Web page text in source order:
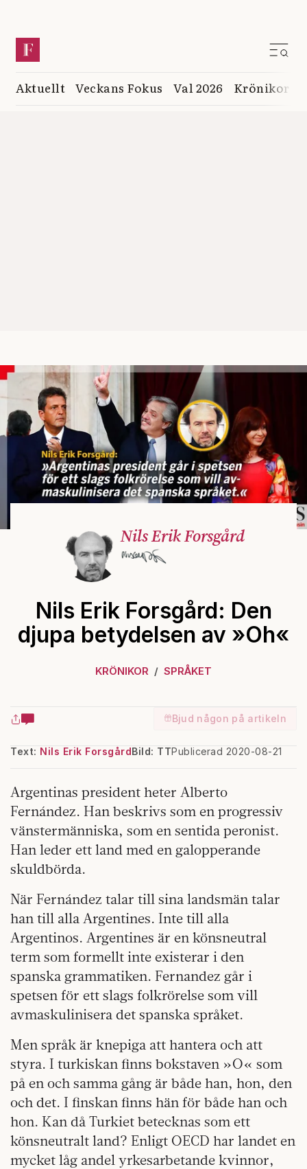
Aktuellt Veckans Fokus Val 2026 Krönikor
Nils Erik Forsgård
Nils Erik Forsgård: Den
djupa betydelsen av »Oh«
KRÖNIKOR SPRÅKET
Bjud någon på artikeln
Text: Nils Erik Forsgård Publicerad 2020-08-21
Bild: TT
Argentinas president heter Alberto
Fernández. Han beskrivs som en progressiv
vänstermänniska, som en sentida peronist.
Han leder ett land med en galopperande
skuldbörda.
När Fernández talar till sina landsmän talar
han till alla Argentines. Inte till alla
Argentinos. Argentines är en könsneutral
term som formellt inte existerar i den
spanska grammatiken. Fernandez går i
spetsen för ett slags folkrörelse som vill
avmaskulinisera det spanska språket.
Men språk är knepiga att hantera och att
styra. I turkiskan finns bokstaven »O« som
på en och samma gång är både han, hon, den
och det. I finskan finns hän för både han och
hon. Kan då Turkiet betecknas som ett
könsneutralt land? Enligt OECD har landet en
mycket låg andel yrkesarbetande kvinnor,